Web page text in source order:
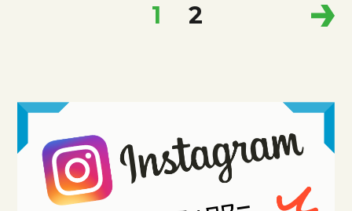
ACTIVITY
1 2